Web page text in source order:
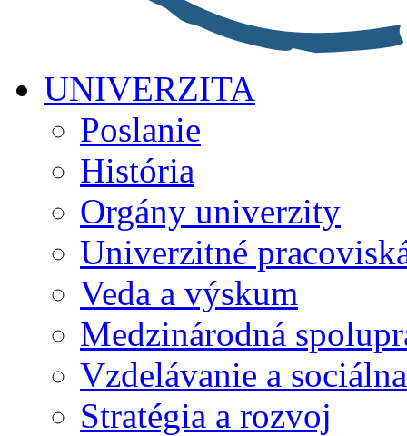
UNIVERZITA
Poslanie
História
Orgány univerzity
Univerzitné
Veda a výskum
Medzinárodná
Vzdelávanie a
Stratégia a rozvoj